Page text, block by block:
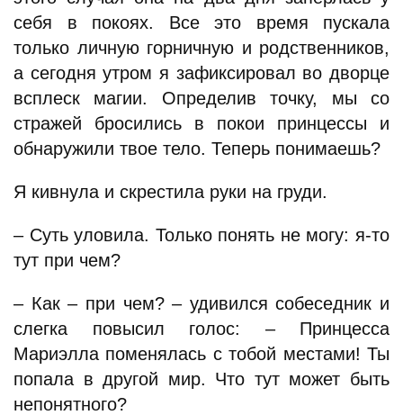
себя в покоях. Все это время пускала
только личную горничную и родственников,
а сегодня утром я зафиксировал во дворце
всплеск магии. Определив точку, мы со
стражей бросились в покои принцессы и
обнаружили твое тело. Теперь понимаешь?
Я кивнула и скрестила руки на груди.
– Суть уловила. Только понять не могу: я-то
тут при чем?
– Как – при чем? – удивился собеседник и
слегка повысил голос: – Принцесса
Мариэлла поменялась с тобой местами! Ты
попала в другой мир. Что тут может быть
непонятного?